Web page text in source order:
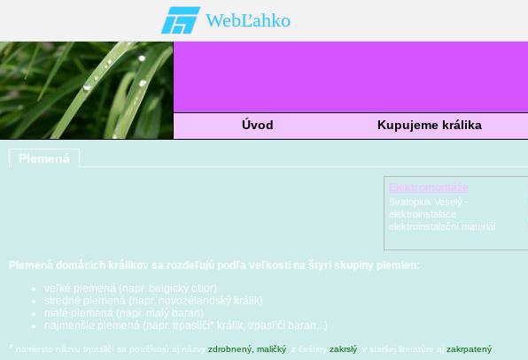
WebĽahko
Úvod Kupujeme králika
Plemená
Elektromontáže
Svatopluk Veselý -
elektroinstalace
elektroinstalační materiál
Plemená domácich králikov sa rozdeľujú podľa veľkosti na štyri skupiny plemien:
veľké plemená (napr. belgický obor)
stredné plemená (napr. novozélandský králik)
malé plemená (napr. malý baran)
najmenšie plemená (napr. trpasličí* králik, trpasličí baran...)
* namiesto názvu trpasličí sa používajú aj názvy zdrobnený, maličký , z češtiny zakrslý , v staršej literatúre aj zakrpatený